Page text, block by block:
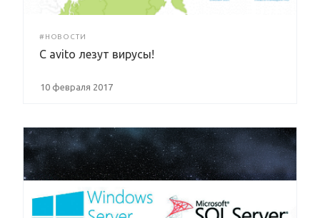
#НОВОСТИ
C avito лезут вирусы!
10 февраля 2017